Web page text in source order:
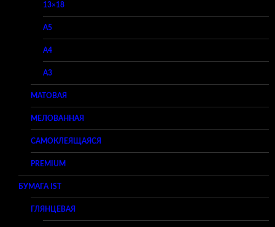
13×18
A5
A4
A3
МАТОВАЯ
МЕЛОВАННАЯ
САМОКЛЕЯЩАЯСЯ
PREMIUM
БУМАГА IST
ГЛЯНЦЕВАЯ